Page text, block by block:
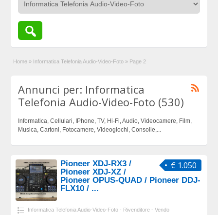
Home » Informatica Telefonia Audio-Video-Foto » Page 2
Annunci per: Informatica
Telefonia Audio-Video-Foto (530)
Informatica, Cellulari, IPhone, TV, Hi-Fi, Audio, Videocamere, Film,
Musica, Cartoni, Fotocamere, Videogiochi, Consolle,...
€ 1.050
Pioneer XDJ-RX3 /
Pioneer XDJ-XZ /
Pioneer OPUS-QUAD / Pioneer DDJ-
FLX10 / ...
Informatica Telefonia Audio-Video-Foto - Rivenditore - Vendo